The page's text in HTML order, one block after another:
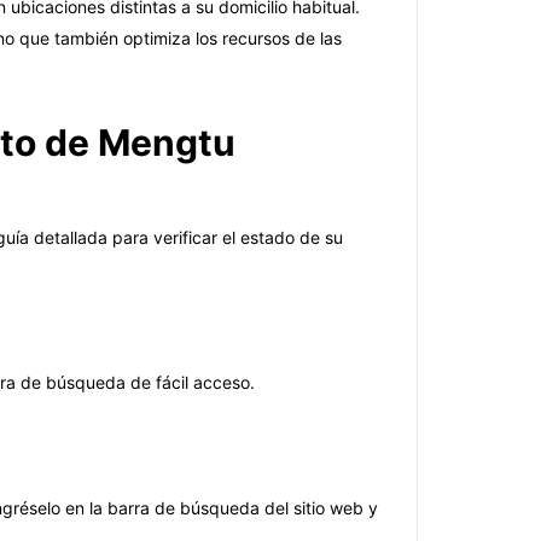
distintas a su domicilio habitual.
que también optimiza los recursos de las
de Mengtu
detallada para verificar el estado de su
de búsqueda de fácil acceso.
en la barra de búsqueda del sitio web y